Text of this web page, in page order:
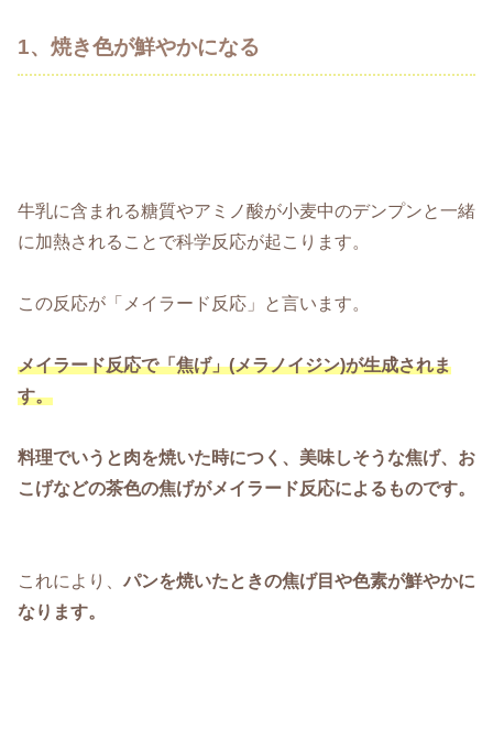
1、焼き色が鮮やかになる
牛乳に含まれる糖質やアミノ酸が小麦中のデンプンと一緒
に加熱されることで科学反応が起こります。
この反応が「メイラード反応」と言います。
メイラード反応で「焦げ」(メラノイジン)が生成されま
す。
料理でいうと肉を焼いた時につく、美味しそうな焦げ、お
こげなどの茶色の焦げがメイラード反応によるものです。
これにより、 パンを焼いたときの焦げ目や色素が鮮やかに
なります。